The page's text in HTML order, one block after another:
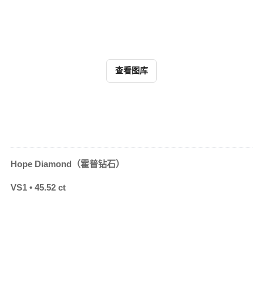
查看图库
Hope Diamond（霍普钻石）
VS1 • 45.52 ct